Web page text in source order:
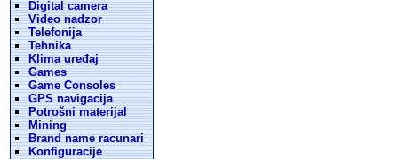
Digital camera
Video nadzor
Telefonija
Tehnika
Klima uređaj
Games
Game Consoles
GPS navigacija
Potrošni materijal
Mining
Brand name racunari
Konfiguracije